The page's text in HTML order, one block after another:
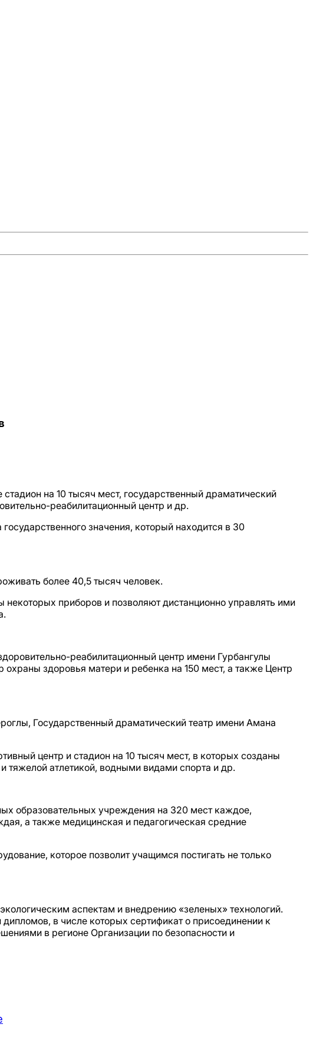
на 10 тысяч мест, государственный драматический
реабилитационный центр и др.
значения, который находится в 30
более 40,5 тысяч человек.
приборов и позволяют дистанционно управлять ими
реабилитационный центр имени Гурбангулы
здоровья матери и ребенка на 150 мест, а также Центр
Государственный драматический театр имени Амана
центр и стадион на 10 тысяч мест, в которых созданы
тяжелой атлетикой, водными видами спорта и др.
образовательных учреждения на 320 мест каждое,
а также медицинская и педагогическая средние
которое позволит учащимся постигать не только
аспектам и внедрению «зеленых» технологий.
в числе которых сертификат о присоединении к
в регионе Организации по безопасности и